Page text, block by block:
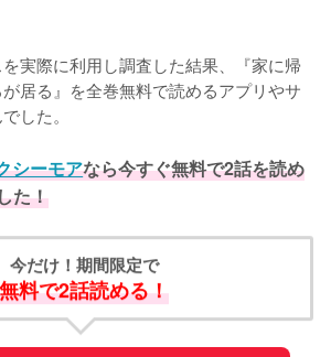
実際に利用し調査した結果、『家に帰
居る』を全巻無料で読めるアプリやサ
した。
シーモアなら今すぐ無料で2話を読め
た！
今だけ！期間限定で
無料で2話読める！